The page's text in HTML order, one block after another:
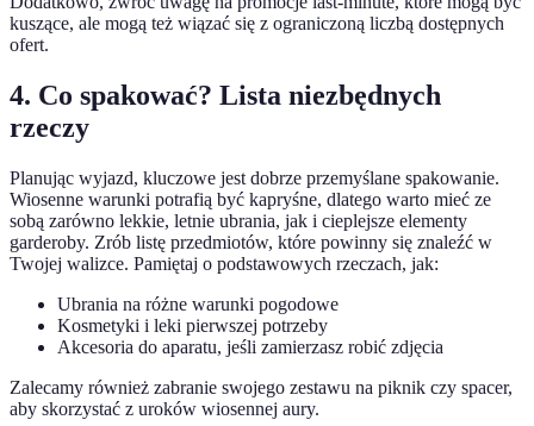
kuszące, ale mogą też wiązać się z ograniczoną liczbą dostępnych
ofert.
4. Co spakować? Lista niezbędnych
rzeczy
Planując wyjazd, kluczowe jest dobrze przemyślane spakowanie.
Wiosenne warunki potrafią być kapryśne, dlatego warto mieć ze
sobą zarówno lekkie, letnie ubrania, jak i cieplejsze elementy
garderoby. Zrób listę przedmiotów, które powinny się znaleźć w
Twojej walizce. Pamiętaj o podstawowych rzeczach, jak:
Ubrania na różne warunki pogodowe
Kosmetyki i leki pierwszej potrzeby
Akcesoria do aparatu, jeśli zamierzasz robić zdjęcia
Zalecamy również zabranie swojego zestawu na piknik czy spacer,
aby skorzystać z uroków wiosennej aury.